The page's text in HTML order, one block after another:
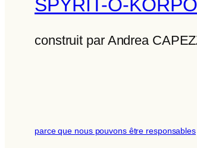
SPYRIT-O-
construit par Andrea
parce que nous pouvons être responsables